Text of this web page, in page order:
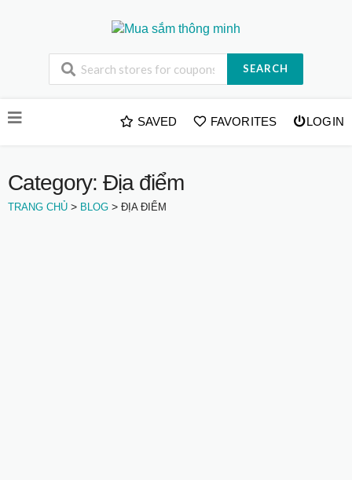
SEARCH
to
SAVED FAVORITES LOGIN
Category: Địa điểm
TRANG CHỦ > BLOG > ĐỊA ĐIỂM